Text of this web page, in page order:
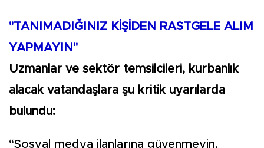
"TANIMADIĞINIZ KİŞİDEN RASTGELE ALIM
YAPMAYIN"
Uzmanlar ve sektör temsilcileri, kurbanlık
alacak vatandaşlara şu kritik uyarılarda
bulundu:
“Sosyal medya ilanlarına güvenmeyin.